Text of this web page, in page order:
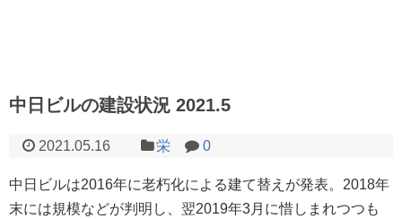
中日ビルの建設状況 2021.5
2021.05.16 栄 0
中日ビルは2016年に老朽化による建て替えが発表。2018年
末には規模などが判明し、翌2019年3月に惜しまれつつも